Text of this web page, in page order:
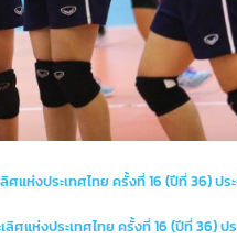
ชทาน
แห่งประเทศไทย ครั้งที่ 16 (ปีที่ 36) ปร
ศแห่งประเทศไทย ครั้งที่ 16 (ปีที่ 36) ป